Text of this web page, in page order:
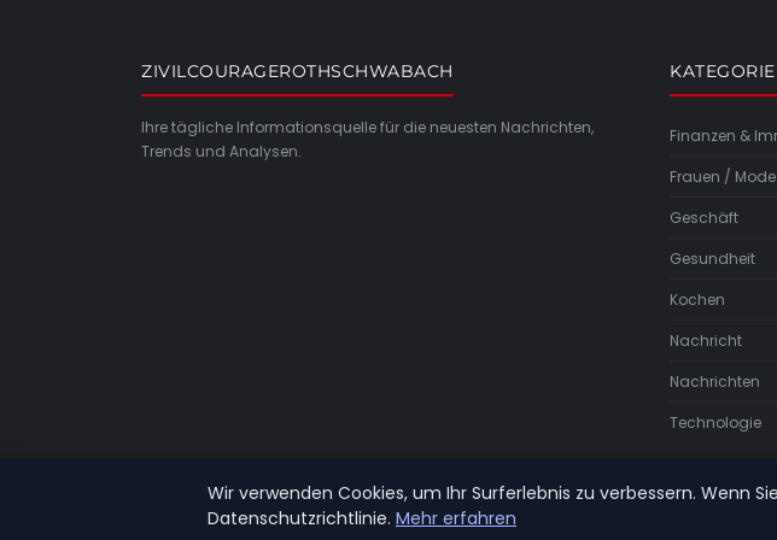
ZIVILCOURAGEROTHSCHWABACH
Ihre tägliche Informationsquelle für die neuesten Nachrichten,
Trends und Analysen.
Finanzen &
Frauen / Mode
Geschäft
Gesundheit
Kochen
Nachricht
Nachrichten
Technologie
Wir verwenden Cookies, um Ihr Surferlebnis zu verbessern. Wenn
Datenschutzrichtlinie. Mehr erfahren